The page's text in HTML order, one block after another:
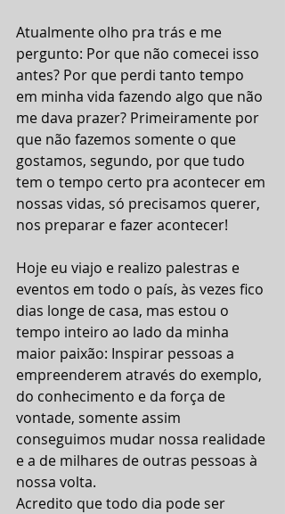
Atualmente olho pra trás e me
pergunto: Por que não comecei isso
antes? Por que perdi tanto tempo
em minha vida fazendo algo que não
me dava prazer? Primeiramente por
que não fazemos somente o que
gostamos, segundo, por que tudo
tem o tempo certo pra acontecer em
nossas vidas, só precisamos querer,
nos preparar e fazer acontecer!
Hoje eu viajo e realizo palestras e
eventos em todo o país, às vezes fico
dias longe de casa, mas estou o
tempo inteiro ao lado da minha
maior paixão: Inspirar pessoas a
empreenderem através do exemplo,
do conhecimento e da força de
vontade, somente assim
conseguimos mudar nossa realidade
e a de milhares de outras pessoas à
nossa volta.
Acredito que todo dia pode ser